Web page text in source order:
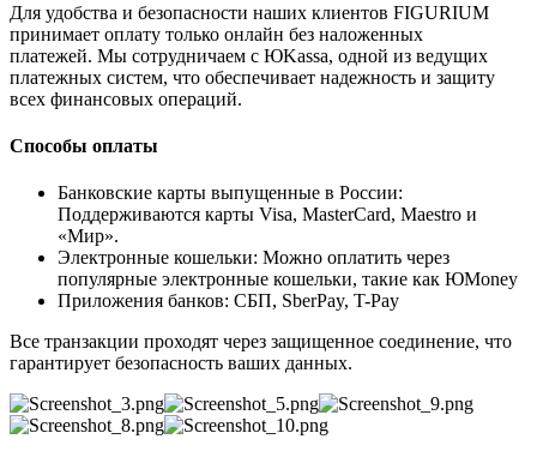
Для удобства и безопасности наших клиентов FIGURIUM
принимает оплату только онлайн без наложенных
платежей. Мы сотрудничаем с ЮKassa, одной из ведущих
платежных систем, что обеспечивает надежность и защиту
всех финансовых операций.
Способы оплаты
Банковские карты выпущенные в России:
Поддерживаются карты Visa, MasterCard, Maestro и
«Мир».
Электронные кошельки: Можно оплатить через
популярные электронные кошельки, такие как ЮMoney
Приложения банков: СБП, SberPay, T-Pay
Все транзакции проходят через защищенное соединение, что
гарантирует безопасность ваших данных.